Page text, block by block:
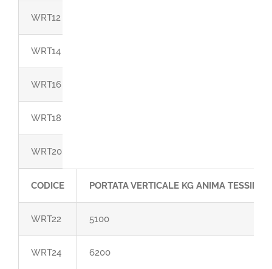
WRT12
WRT14
WRT16
WRT18
WRT20
CODICE PORTATA VERTICALE KG ANIMA TESSILE
WRT22 5100
WRT24 6200